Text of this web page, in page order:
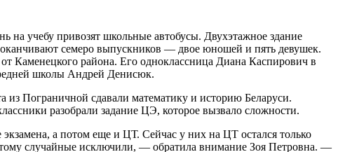
на учебу привозят школьные автобусы. Двухэтажное здание
семеро выпускников — двое юношей и пять девушек.
Каменецкого района. Его одноклассница Диана Каспирович в
школы Андрей Денисюк.
Пограничной сдавали математику и историю Беларуси.
разобрали задание ЦЭ, которое вызвало сложности.
а потом еще и ЦТ. Сейчас у них на ЦТ остался только
случайные исключили, — обратила внимание Зоя Петровна. —